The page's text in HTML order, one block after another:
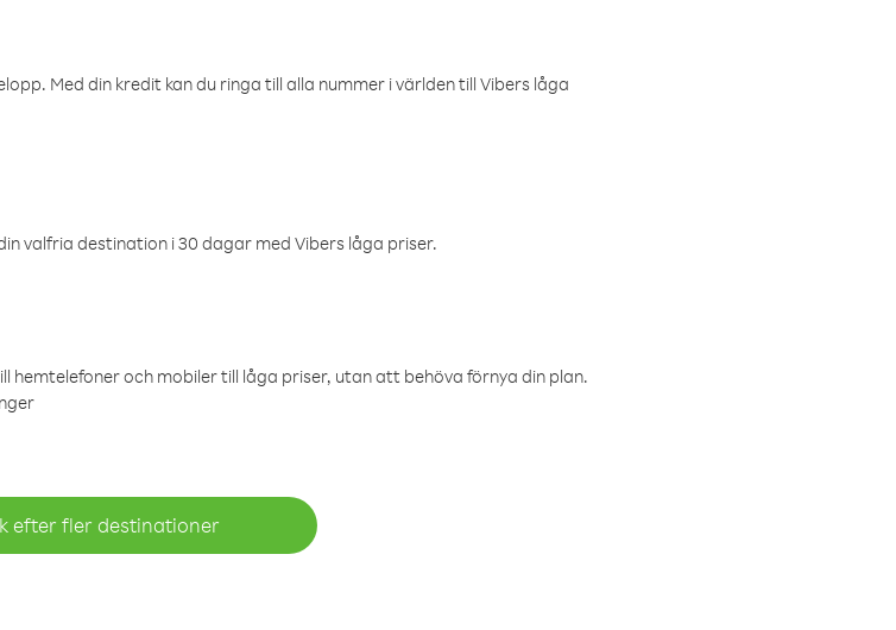
Med din kredit kan du ringa till alla nummer i världen till Vibers låga
valfria destination i 30 dagar med Vibers låga priser.
och mobiler till låga priser, utan att behöva förnya din plan.
efter fler destinationer